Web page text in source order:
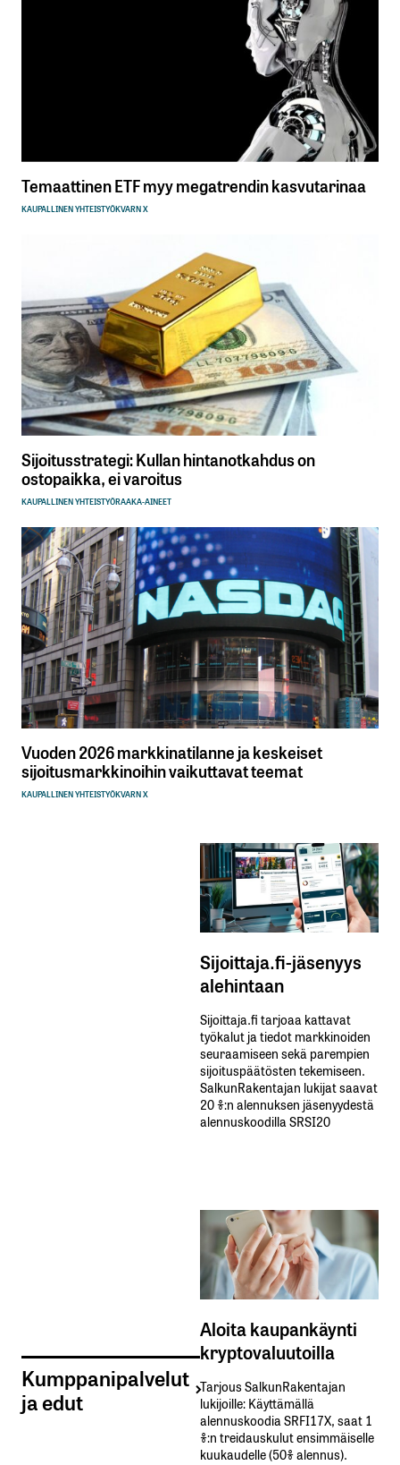
Temaattinen ETF myy megatrendin kasvutarinaa
KAUPALLINEN YHTEISTYÖKVARN X
Sijoitusstrategi: Kullan hintanotkahdus on
ostopaikka, ei varoitus
KAUPALLINEN YHTEISTYÖRAAKA-AINEET
Vuoden 2026 markkinatilanne ja keskeiset
sijoitusmarkkinoihin vaikuttavat teemat
KAUPALLINEN YHTEISTYÖKVARN X
Kumppanipalvelut
ja edut
Sijoittaja.fi-jäsenyys
alehintaan
Sijoittaja.fi tarjoaa kattavat
työkalut ja tiedot markkinoiden
seuraamiseen sekä parempien
sijoituspäätösten tekemiseen.
SalkunRakentajan lukijat saavat
20 %:n alennuksen jäsenyydestä
alennuskoodilla SRSI20
Aloita kaupankäynti
kryptovaluutoilla
Tarjous SalkunRakentajan
lukijoille: Käyttämällä​ ​
alennuskoodia​ ​SRFI17X,​ ​saat​ ​1
%:n treidauskulut​ ​ensimmäiselle​ ​
kuukaudelle​ ​(50%​ ​alennus).